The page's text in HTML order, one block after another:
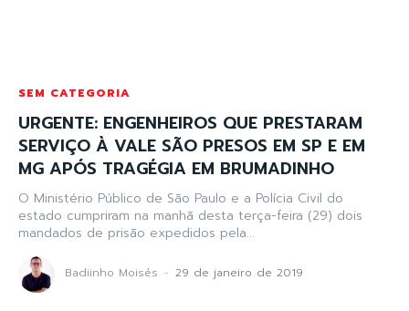
SEM CATEGORIA
URGENTE: ENGENHEIROS QUE PRESTARAM
SERVIÇO À VALE SÃO PRESOS EM SP E EM
MG APÓS TRAGÉGIA EM BRUMADINHO
O Ministério Público de São Paulo e a Polícia Civil do
estado cumpriram na manhã desta terça-feira (29) dois
mandados de prisão expedidos pela...
Badiinho Moisés - 29 de janeiro de 2019